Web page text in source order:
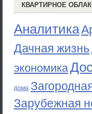
КВАРТИРНОЕ
Аналитика
Дачная жизнь
экономика
дома
Зарубежная